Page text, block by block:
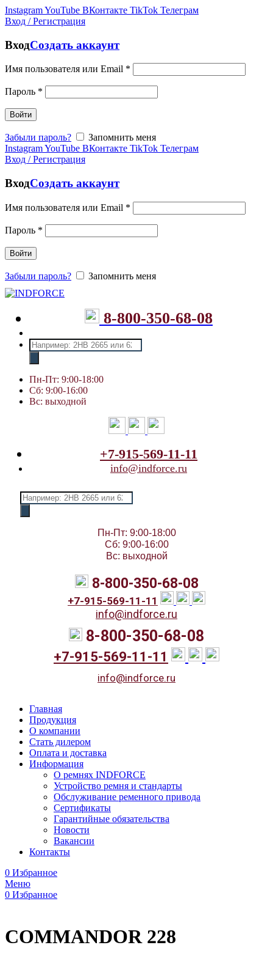
InstagramYouTube ВКонтакте TikTok Телеграм
Вход / Регистрация
ВходСоздать аккаунт
Имя пользователя или Email *
Пароль *
Войти
Забыли пароль?
Запомнить меня
InstagramYouTube ВКонтакте TikTok Телеграм
Вход / Регистрация
ВходСоздать аккаунт
Имя пользователя или Email *
Пароль *
Войти
Забыли пароль? Запомнить меня
8-800-350-68-08
Поиск
товаров
Пн-Пт: 9:00-18:00
Сб: 9:00-16:00
Вс: выходной
+7-915-569-11-11
info@indforce.ru
Поиск
товаров
Пн-Пт: 9:00-18:00
Сб: 9:00-16:00
Вс: выходной
8-800-350-68-08
+7-915-569-11-11
info@indforce.ru
8-800-350-68-08
+7-915-569-11-11
info@indforce.ru
Главная
Продукция
О компании
Стать дилером
Оплата и доставка
Информация
О ремнях INDFORCE
Устройство ремня и стандарты
Обслуживание ременного привода
Сертификаты
Гарантийные обязательства
Новости
Вакансии
Контакты
0 Избранное
Меню
0 Избранное
COMMANDOR 228